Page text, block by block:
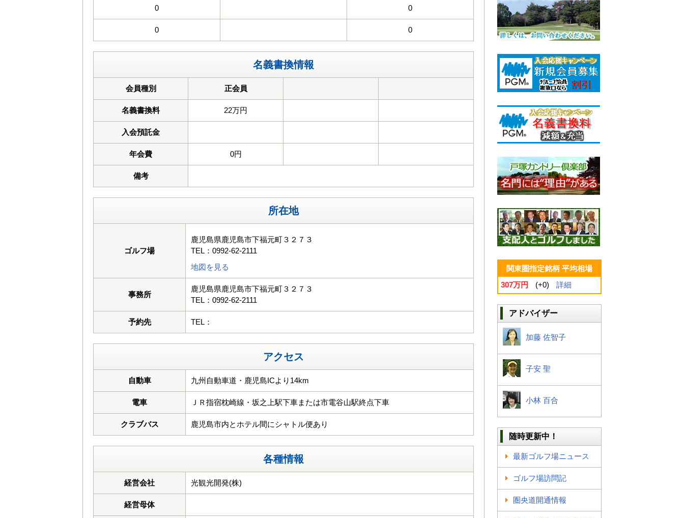
0 0
0 0
名義書換情報
会員種別 正会員
名義書換料 22万円
入会預託金
年会費 0円
備考
所在地
ゴルフ場
鹿児島県鹿児島市下福元町３２７３
TEL：0992-62-2111
地図を見る
事務所
鹿児島県鹿児島市下福元町３２７３
TEL：0992-62-2111
予約先 TEL：
アクセス
自動車 九州自動車道・鹿児島ICより14km
電車 ＪＲ指宿枕崎線・坂之上駅下車または市電谷山駅終点下車
クラブバス 鹿児島市内とホテル間にシャトル便あり
各種情報
経営会社 光観光開発(株)
経営母体
関東圏指定銘柄 平均相場
307万円
(+0) 詳細
アドバイザー
加藤 佐智子
子安 聖
小林 百合
随時更新中！
最新ゴルフ場ニュース
ゴルフ場訪問記
圏央道開通情報